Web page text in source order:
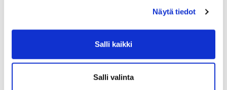
Näytä tiedot
Salli kaikki
Salli valinta